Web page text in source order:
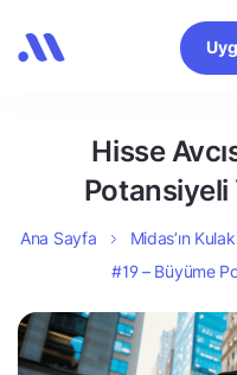
Hisse
Potansiyeli
Ana Sayfa Midas’ın
#19 – Büyüme